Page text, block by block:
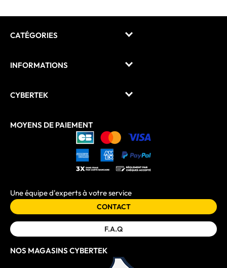
CATÉGORIES
INFORMATIONS
CYBERTEK
MOYENS DE PAIEMENT
Une équipe d'experts à votre service
CONTACT
F.A.Q
NOS MAGASINS CYBERTEK